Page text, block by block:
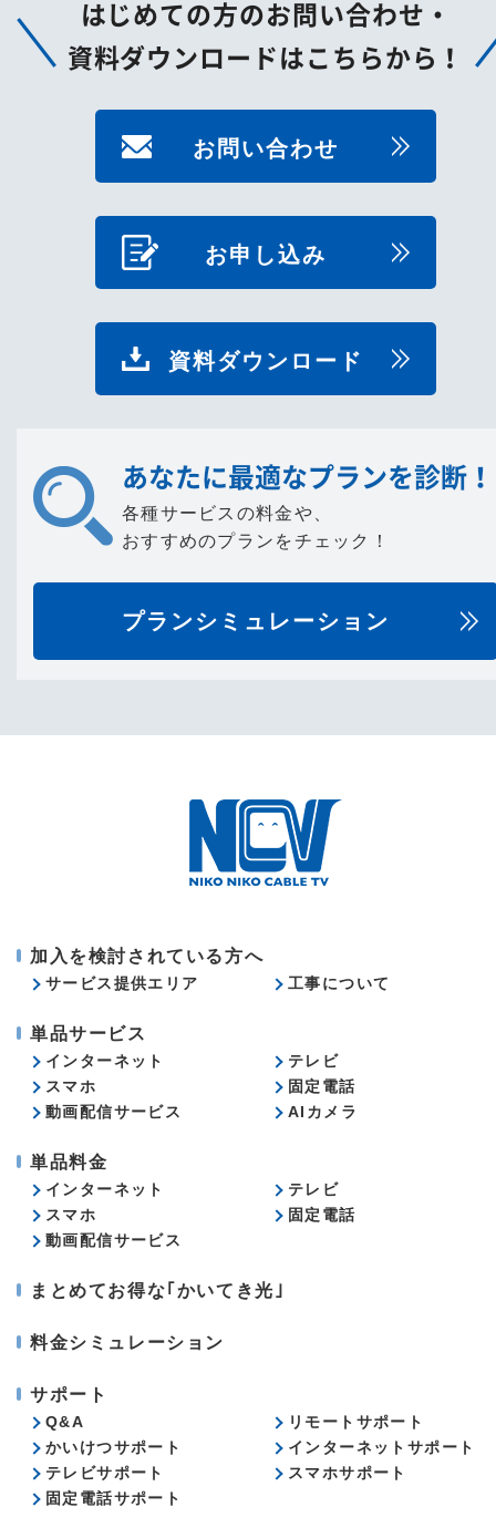
はじめての方のお問い合わせ・
資料ダウンロードはこちらから！
お問い合わせ
お申し込み
資料ダウンロード
あなたに最適なプランを診断！
各種サービスの料金や、
おすすめのプランをチェック！
プランシミュレーション
加入を検討されている方へ
サービス提供エリア 工事について
単品サービス
インターネット
テレビ
スマホ
固定電話
動画配信サービス
AIカメラ
単品料金
インターネット
テレビ
スマホ
固定電話
動画配信サービス
まとめてお得な｢かいてき光｣
料金シミュレーション
サポート
Q&A
リモートサポート
かいけつサポート
インターネットサポート
テレビサポート
スマホサポート
固定電話サポート